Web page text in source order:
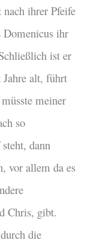
ihrer Pfeife
Domenicus ihr
ist er
Jahre alt, führt
meiner
so
dann
vor allem da es
Chris, gibt.
die